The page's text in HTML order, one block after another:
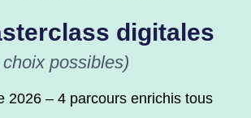
digitales
possibles)
2026 – 4 parcours enrichis tous